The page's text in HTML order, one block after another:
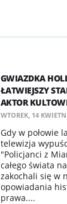
GWIAZDKA
ŁATWIEJSZY
AKTOR
WTOREK, 14
Gdy w połowie
telewizja
"Policjanci z
całego świata
zakochali się w
opowiadania
prawa....